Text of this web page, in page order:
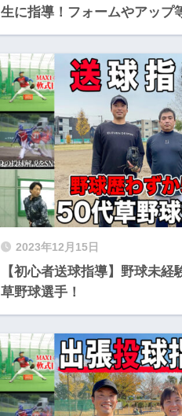
生に指導！フォームやアップ
2023年12月15日
【初心者送球指導】野球未経
草野球選手！